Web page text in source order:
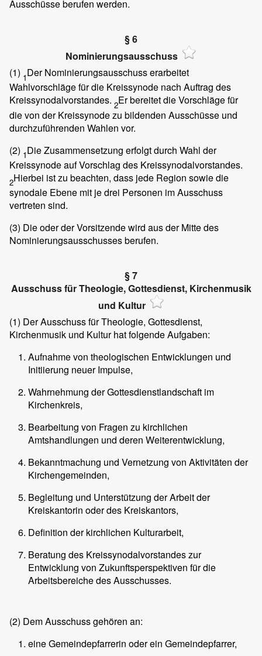
Ausschüsse berufen werden.
§ 6
Nominierungsausschuss
(1) 1Der Nominierungsausschuss erarbeitet
Wahlvorschläge für die Kreissynode nach Auftrag des
Kreissynodalvorstandes. 2Er bereitet die Vorschläge für
die von der Kreissynode zu bildenden Ausschüsse und
durchzuführenden Wahlen vor.
(2) 1Die Zusammensetzung erfolgt durch Wahl der
Kreissynode auf Vorschlag des Kreissynodalvorstandes.
2Hierbei ist zu beachten, dass jede Region sowie die
synodale Ebene mit je drei Personen im Ausschuss
vertreten sind.
(3) Die oder der Vorsitzende wird aus der Mitte des
Nominierungsausschusses berufen.
§ 7
Ausschuss für Theologie, Gottesdienst, Kirchenmusik
und Kultur
(1) Der Ausschuss für Theologie, Gottesdienst,
Kirchenmusik und Kultur hat folgende Aufgaben:
Aufnahme von theologischen Entwicklungen und
Initiierung neuer Impulse,
Wahrnehmung der Gottesdienstlandschaft im
Kirchenkreis,
Bearbeitung von Fragen zu kirchlichen
Amtshandlungen und deren Weiterentwicklung,
Bekanntmachung und Vernetzung von Aktivitäten der
Kirchengemeinden,
Begleitung und Unterstützung der Arbeit der
Kreiskantorin oder des Kreiskantors,
Definition der kirchlichen Kulturarbeit,
Beratung des Kreissynodalvorstandes zur
Entwicklung von Zukunftsperspektiven für die
Arbeitsbereiche des Ausschusses.
(2) Dem Ausschuss gehören an:
eine Gemeindepfarrerin oder ein Gemeindepfarrer,